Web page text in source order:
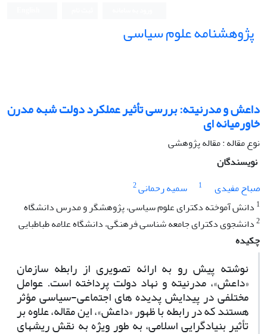
پژوهشنامه علوم سیاسی
داعش و مدرنیته: بررسی تأثیر عملکرد دولت شبه مدرن
خاورمیانه ای
نوع مقاله : مقاله پژوهشی
نویسندگان
صباح مفیدی
1 سمیه رحمانی2
1 دانش آموخته دکترای علوم سیاسی، پژوهشگر و مدرس دانشگاه
2دانشجوی دکترای جامعه شناسی فرهنگی، دانشگاه علامه طباطبایی
چکیده
نوشته پیش رو به ارائه تصویری از رابطه­ سازمان
«داعش»، مدرنیته و نهاد دولت­ پرداخته است. عوامل
مختلفی در پیدایش پدیده های اجتماعی-سیاسی مؤثر
هستند که در رابطه با ظهور «داعش»، این مقاله، علاوه بر
تأثیر بنیادگرایی اسلامی، به طور ویژه به نقش ریشه­ای